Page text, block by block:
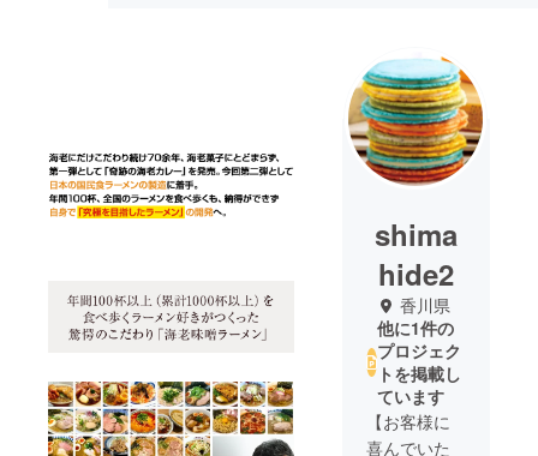
shima
hide2
香川県
他に1件の
プロジェク
トを掲載し
ています
【お客様に
喜んでいた